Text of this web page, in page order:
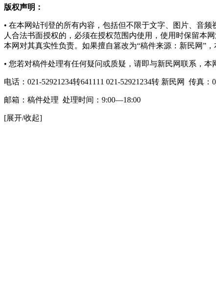
版权声明：
• 在本网站刊登的所有内容，包括但不限于文字、图片、音
人合法书面授权的 ，必须在授权范围内使用，使用时保留本
本网对其真实性负责。如果擅自篡改为“稿件来源：新民网”，
• 您若对稿件处理有任何疑问或质疑，请即与新民网联系，本
电话：021-52921234转641111 021-52921234转 新民网 传真：
邮箱： 稿件处理 处理时间：9:00—18:00
[展开/收起]